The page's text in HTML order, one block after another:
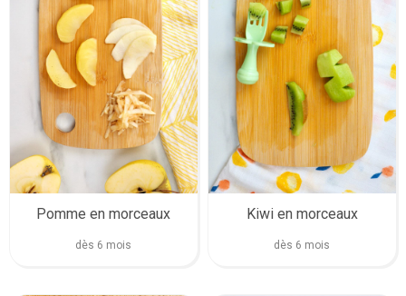
Pomme en morceaux
dès 6 mois
Kiwi en morceaux
dès 6 mois